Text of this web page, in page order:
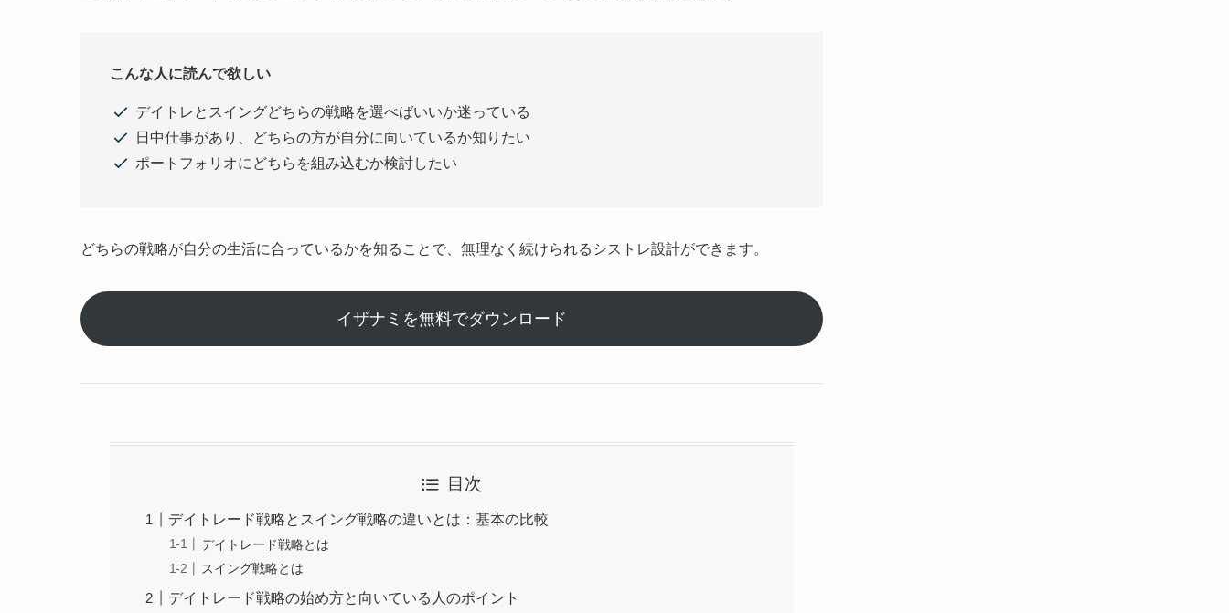
こんな人に読んで欲しい
デイトレとスイングどちらの戦略を選べばいいか迷っている
日中仕事があり、どちらの方が自分に向いているか知りたい
ポートフォリオにどちらを組み込むか検討したい
どちらの戦略が自分の生活に合っているかを知ることで、無理なく続けられるシストレ設計ができます。
イザナミを無料でダウンロード
目次
デイトレード戦略とスイング戦略の違いとは：基本の比較
デイトレード戦略とは
スイング戦略とは
デイトレード戦略の始め方と向いている人のポイント